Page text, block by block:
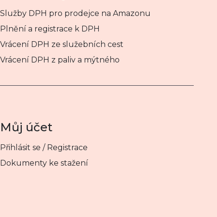
Služby DPH pro prodejce na Amazonu
Plnění a registrace k DPH
Vrácení DPH ze služebních cest
Vrácení DPH z paliv a mýtného
Můj účet
Přihlásit se / Registrace
Dokumenty ke stažení